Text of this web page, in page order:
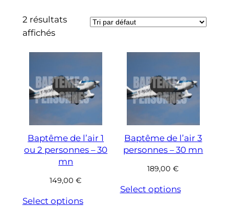
2 résultats
affichés
Baptême de l’air 1
ou 2 personnes – 30
mn
149,00€
Select options
Baptême de l’air 3
personnes – 30 mn
189,00€
Select options